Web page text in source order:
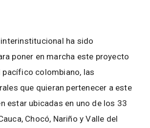
ha sido
poner en marcha este proyecto
pacífico colombiano, las
que quieran pertenecer a este
estar ubicadas en uno de los 33
Chocó, Nariño y Valle del